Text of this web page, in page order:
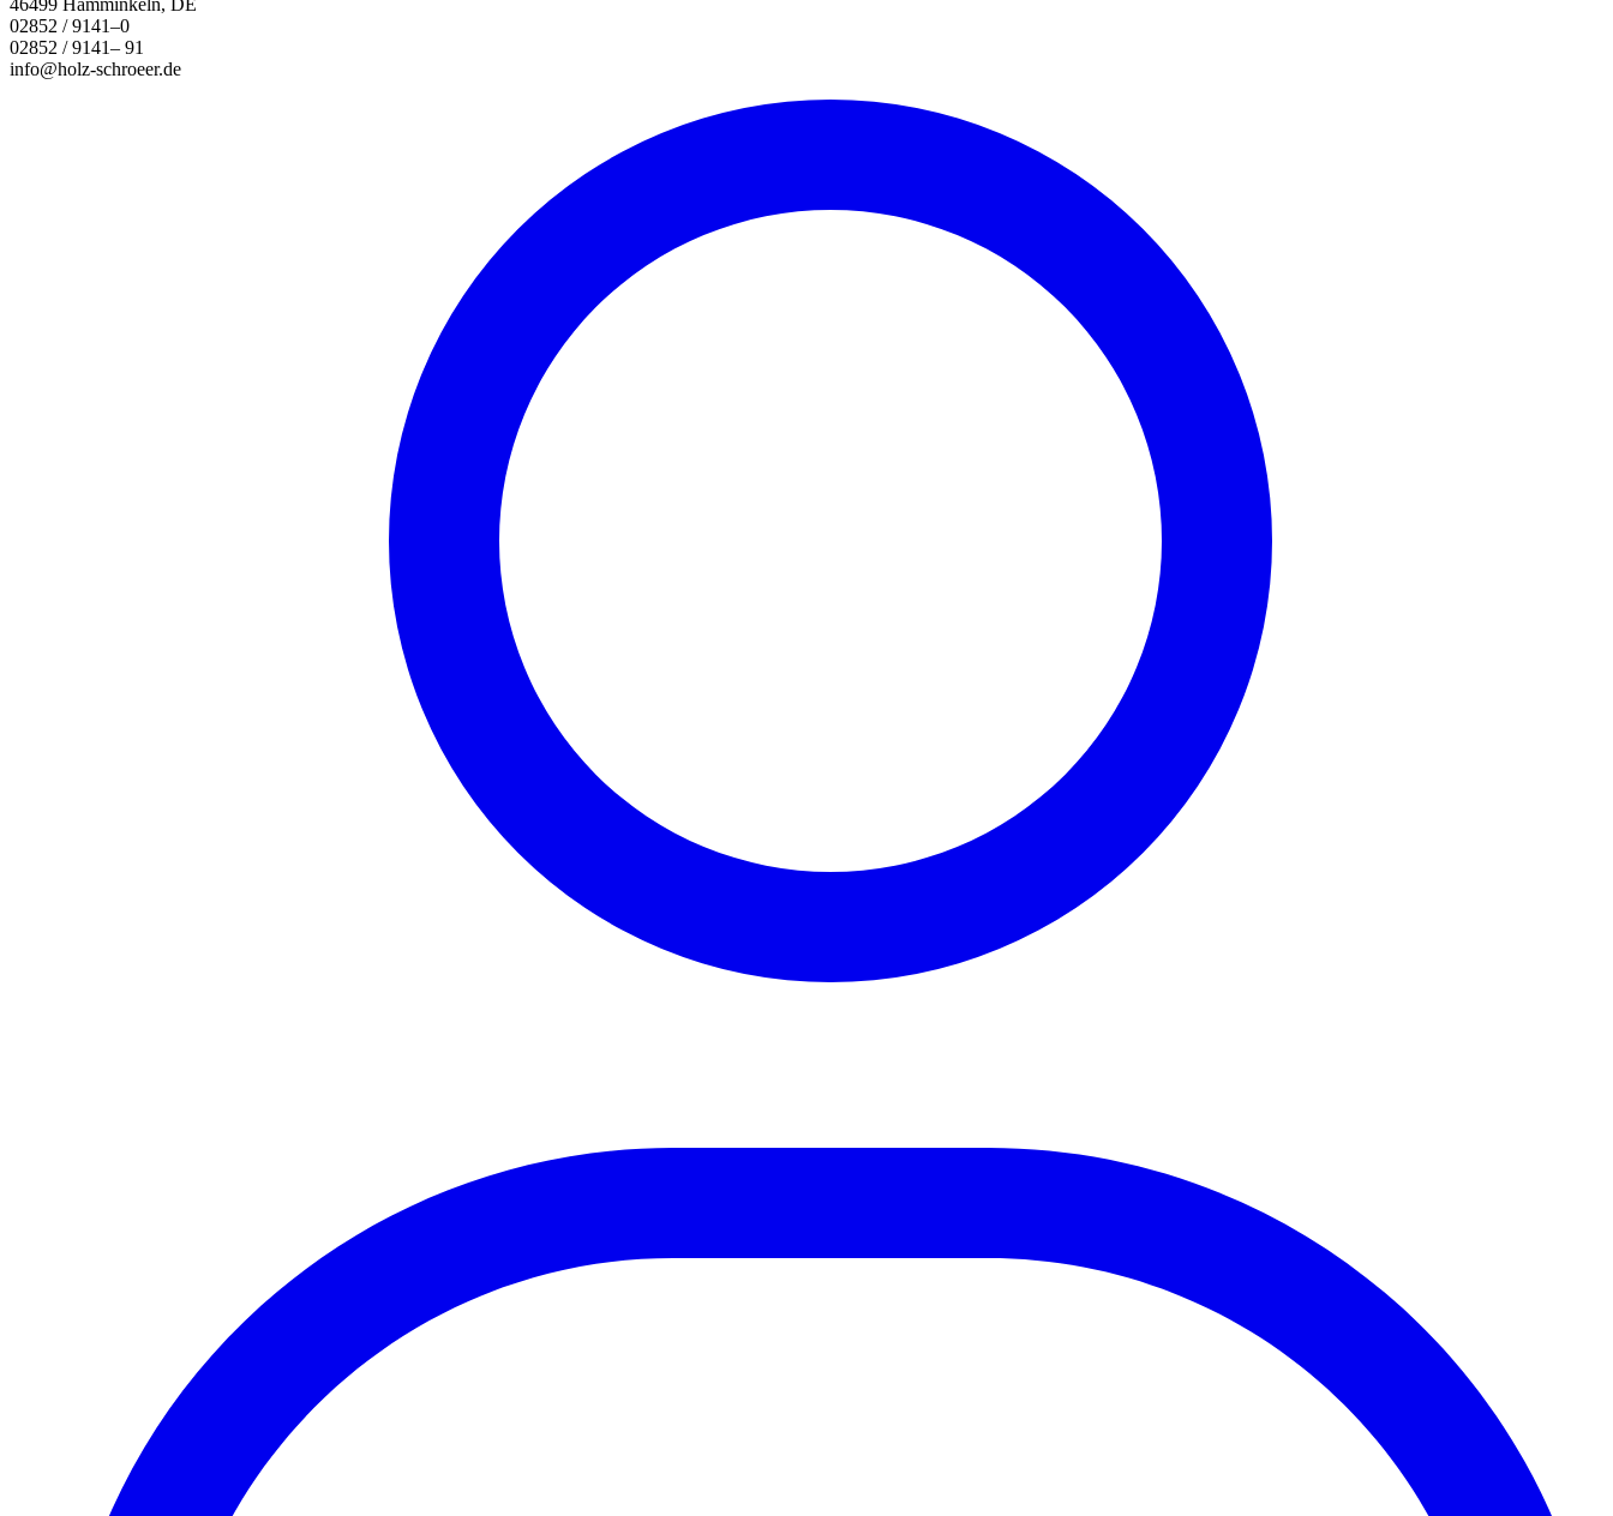
02852 / 9141–0
02852 / 9141– 91
info@holz-schroeer.de